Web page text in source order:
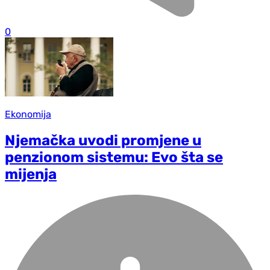
0
Ekonomija
Njemačka uvodi promjene u
penzionom sistemu: Evo šta se
mijenja